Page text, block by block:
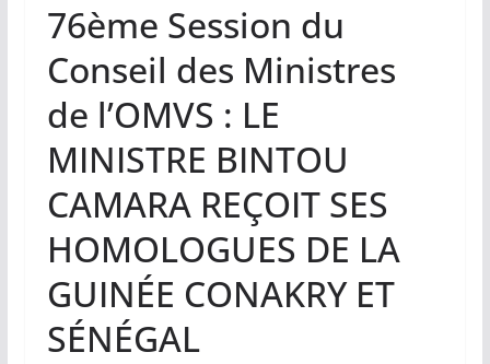
76ème Session du
Conseil des Ministres
de l’OMVS : LE
MINISTRE BINTOU
CAMARA REÇOIT SES
HOMOLOGUES DE LA
GUINÉE CONAKRY ET
SÉNÉGAL